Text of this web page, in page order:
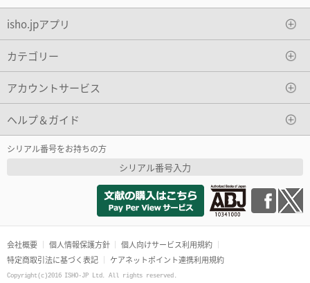
isho.jpアプリ
カテゴリー
アカウントサービス
ヘルプ＆ガイド
シリアル番号をお持ちの方
シリアル番号入力
会社概要 個人情報保護方針
個人向けサービス利用規約
特定商取引法に基づく表記
ケアネットポイント連携利用規約
Copyright(c)2016 ISHO-JP Ltd. All rights reserved.